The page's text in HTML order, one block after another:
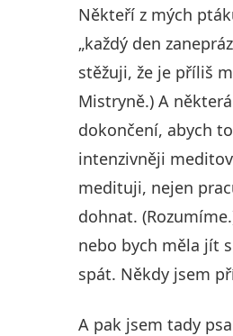
Někteří z mých
„každý den
stěžuji, že je příliš
Mistryně.) A
dokončení, abych
intenzivněji
medituji, nejen
dohnat.
nebo bych měla jít
spát. Někdy jsem
A pak jsem tady